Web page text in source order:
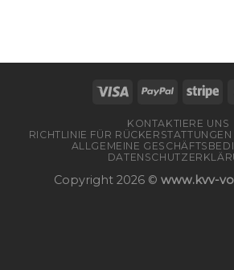
KONTAKTIERE UNS
RICHTLINIE FÜR
ALLGEMEINE
Copyright 2026 © www.kvv-